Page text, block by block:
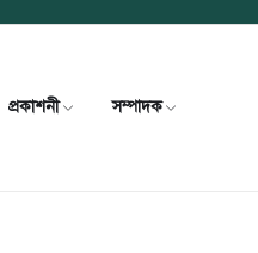
প্রকাশনী সম্পাদক